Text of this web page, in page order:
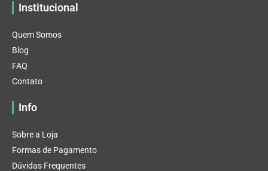
Institucional
Quem Somos
Blog
FAQ
Contato
Info
Sobre a Loja
Formas de Pagamento
Dúvidas Frequentes